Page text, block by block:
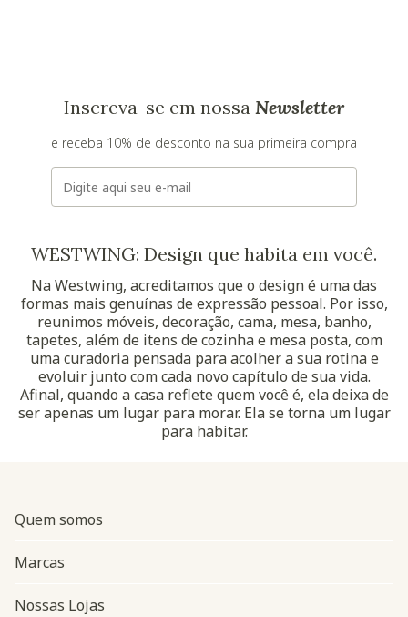
Inscreva-se em nossa Newsletter
e receba 10% de desconto na sua primeira compra
E-mail
WESTWING: Design que habita em você.
Na Westwing, acreditamos que o design é uma das
formas mais genuínas de expressão pessoal. Por isso,
reunimos móveis, decoração, cama, mesa, banho,
tapetes, além de itens de cozinha e mesa posta, com
uma curadoria pensada para acolher a sua rotina e
evoluir junto com cada novo capítulo de sua vida.
Afinal, quando a casa reflete quem você é, ela deixa de
ser apenas um lugar para morar. Ela se torna um lugar
para habitar.
Quem somos
Marcas
Nossas Lojas